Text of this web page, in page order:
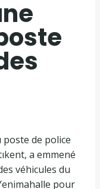
de police
a emmené
véhicules du
pour